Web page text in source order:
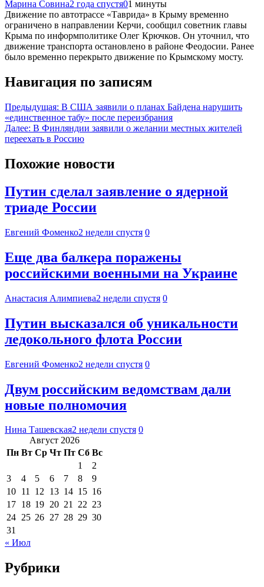
Марина Совина2 года спустя01 минуты
Движение по автотрассе «Таврида» в Крыму временно
ограничено в направлении Керчи, сообщил советник главы
Крыма по информполитике Олег Крючков. Он уточнил, что
движение транспорта остановлено в районе Феодосии. Ранее
было временно перекрыто движение по Крымскому мосту.
Навигация по записям
Предыдущая: В США заявили о планах Байдена нарушить
«единственное табу» после переизбрания
Далее: В Финляндии заявили о желании местных жителей
переехать в Россию
Похожие новости
Путин сделал заявление о ядерной
триаде России
Евгений Фоменко2 недели спустя 0
Еще два балкера поражены
российскими военными на Украине
Анастасия Алимпиева2 недели спустя 0
Путин высказался об уникальности
ледокольного флота России
Евгений Фоменко2 недели спустя 0
Двум российским ведомствам дали
новые полномочия
Нина Ташевская2 недели спустя 0
Август 2026
Пн Вт Ср Чт Пт Сб Вс
1
2
3
4 5 6 7 8
9
10 11 12 13 14 15 16
17 18 19 20 21 22 23
24 25 26 27 28 29 30
31
« Июл
Рубрики